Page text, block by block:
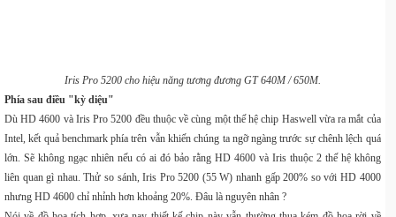
Iris Pro 5200 cho hiệu năng tương đương GT 640M / 650M.
Phía sau điều "kỳ diệu"
Dù HD 4600 và Iris Pro 5200 đều thuộc về cùng một thế hệ chip Haswell vừa ra mắt của
Intel, kết quả benchmark phía trên vẫn khiến chúng ta ngỡ ngàng trước sự chênh lệch quá
lớn. Sẽ không ngạc nhiên nếu có ai đó bảo rằng HD 4600 và Iris thuộc 2 thế hệ không
liên quan gì nhau. Thử so sánh, Iris Pro 5200 (55 W) nhanh gấp 200% so với HD 4000
nhưng HD 4600 chỉ nhỉnh hơn khoảng 20%. Đâu là nguyên nhân ?